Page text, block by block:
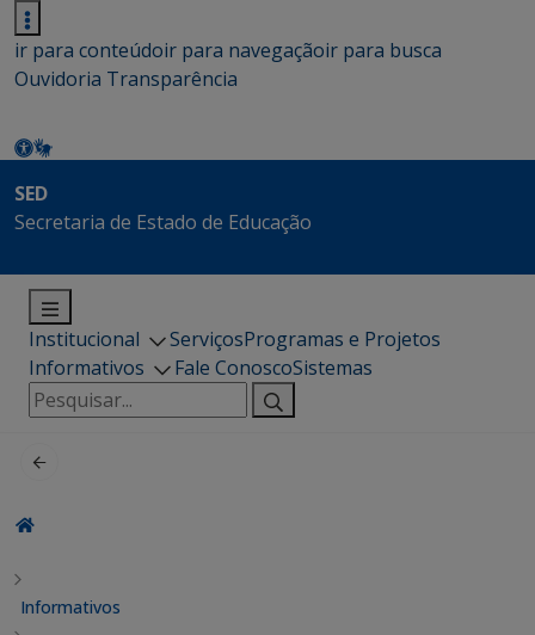
ir para conteúdoir para navegaçãoir para busca
Ouvidoria Transparência
SED
Secretaria de Estado de Educação
Institucional ServiçosProgramas e Projetos
Informativos
Fale ConoscoSistemas
Pesquisar
por:
Informativos